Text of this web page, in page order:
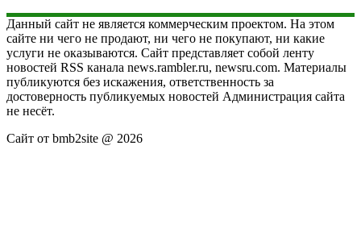
Данный сайт не является коммерческим проектом. На этом
сайте ни чего не продают, ни чего не покупают, ни какие
услуги не оказываются. Сайт представляет собой ленту
новостей RSS канала news.rambler.ru, newsru.com. Материалы
публикуются без искажения, ответственность за
достоверность публикуемых новостей Администрация сайта
не несёт.
Сайт от bmb2site @ 2026